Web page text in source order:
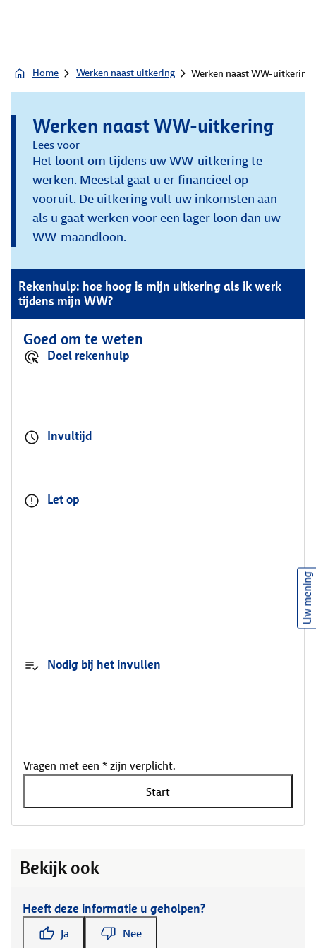
Home Werken naast uitkering Werken naast WW-uitkering
Werken naast WW-uitkering
Lees voor
Het loont om tijdens uw WW-uitkering te
werken. Meestal gaat u er financieel op
vooruit. De uitkering vult uw inkomsten aan
als u gaat werken voor een lager loon dan uw
WW-maandloon.
Rekenhulp: hoe hoog is mijn uitkering als ik werk
tijdens mijn WW?
Goed om te weten
Doel rekenhulp
Invultijd
Let op
Nodig bij het invullen
Vragen met een * zijn verplicht.
Start
Bekijk ook
Heeft deze informatie u geholpen?
Ja Nee
Uw mening